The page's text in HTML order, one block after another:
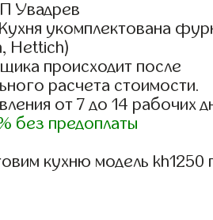
Увадрев
укомплектована
Hettich)
происходит после
расчета стоимости.
от 7 до 14 рабочих
без предоплаты
кухню модель kh1250